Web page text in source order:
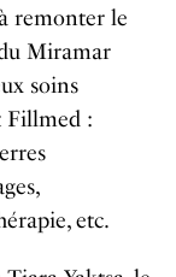
remonter le
Miramar
soins
Fillmed :
etc.